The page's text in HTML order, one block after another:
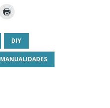
DIY
MANUALIDADES